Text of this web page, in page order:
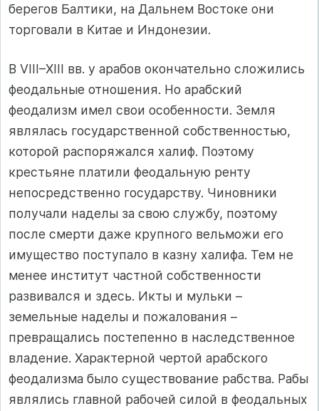
берегов Балтики, на Дальнем Востоке они
торговали в Китае и Индонезии.
В VIII–XIII вв. у арабов окончательно сложились
феодальные отношения. Но арабский
феодализм имел свои особенности. Земля
являлась государственной собственностью,
которой распоряжался халиф. Поэтому
крестьяне платили феодальную ренту
непосредственно государству. Чиновники
получали наделы за свою службу, поэтому
после смерти даже крупного вельможи его
имущество поступало в казну халифа. Тем не
менее институт частной собственности
развивался и здесь. Икты и мульки –
земельные наделы и пожалования –
превращались постепенно в наследственное
владение. Характерной чертой арабского
феодализма было существование рабства. Рабы
являлись главной рабочей силой в феодальных